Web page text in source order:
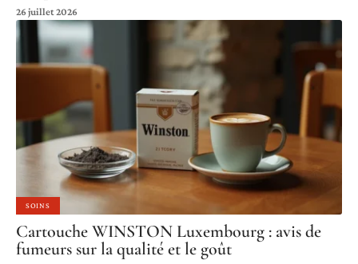
26 juillet 2026
SOINS
Cartouche WINSTON Luxembourg : avis de
fumeurs sur la qualité et le goût